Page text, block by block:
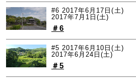
#6 2017年6月17日(土)
2017年7月1日(土)
＃6
#5 2017年6月10日(土)
2017年6月24日(土)
＃5